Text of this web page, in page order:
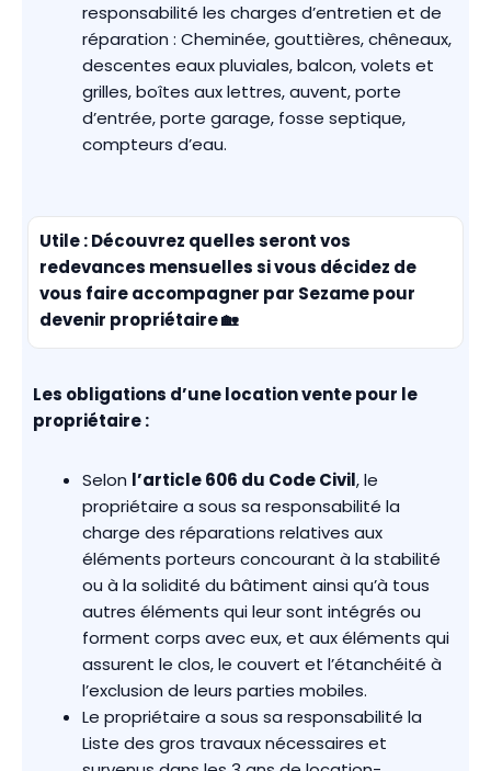
responsabilité les charges d’entretien et de
réparation : Cheminée, gouttières, chêneaux,
descentes eaux pluviales, balcon, volets et
grilles, boîtes aux lettres, auvent, porte
d’entrée, porte garage, fosse septique,
compteurs d’eau.
Utile : Découvrez quelles seront vos
redevances mensuellessi vous décidez de
vous faire accompagner par Sezame pour
devenir propriétaire🏡
Les obligations d’une location vente pour le
propriétaire :
Selon l’article 606 du Code Civil, le
propriétaire a sous sa responsabilité la
charge des réparations relatives aux
éléments porteurs concourant à la stabilité
ou à la solidité du bâtiment ainsi qu’à tous
autres éléments qui leur sont intégrés ou
forment corps avec eux, et aux éléments qui
assurent le clos, le couvert et l’étanchéité à
l’exclusion de leurs parties mobiles.
Le propriétaire a sous sa responsabilité la
Liste des gros travaux nécessaires et